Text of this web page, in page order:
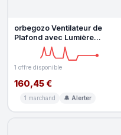
orbegozo Ventilateur de
Plafond avec Lumière
Orbegozo CP 102132 60W
132cm 3 Vite
1 offre disponible
160,45 €
1 marchand 🔔 Alerter